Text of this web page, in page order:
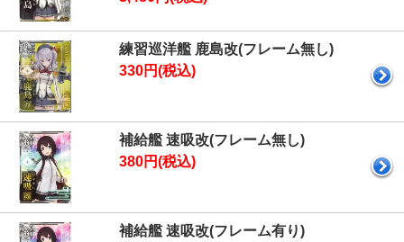
練習巡洋艦 鹿島改(フレーム無し)
330円(税込)
補給艦 速吸改(フレーム無し)
380円(税込)
補給艦 速吸改(フレーム有り)